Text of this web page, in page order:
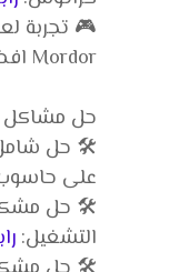
Mordor افضل لعبة:
حل مشاكل
على
التشغيل: